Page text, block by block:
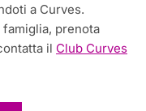
a Curves.
prenota
il Club Curves